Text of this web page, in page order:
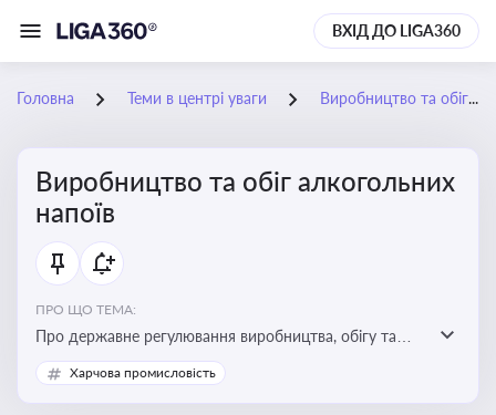
ВХІД ДО LIGA360
Головна Теми в центрі уваги Виробництво та обіг алкогольних напоїв
Виробництво та обіг алкогольних
напоїв
ПРО ЩО ТЕМА:
Про державне регулювання виробництва, обігу та
оподаткування алкогольної продукції, про
ліцензування та правові ризики
Харчова промисловість